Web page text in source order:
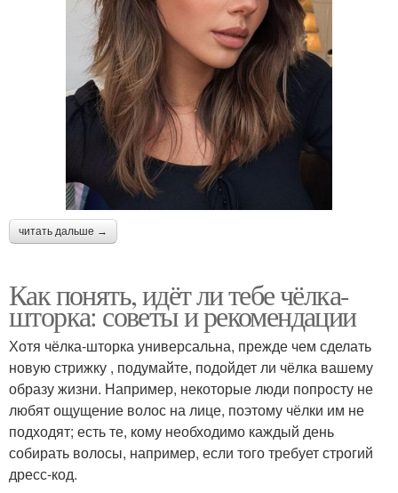
читать дальше →
Как понять, идёт ли тебе чёлка-
шторка: советы и рекомендации
Хотя чёлка-шторка универсальна, прежде чем сделать
новую стрижку , подумайте, подойдет ли чёлка вашему
образу жизни. Например, некоторые люди попросту не
любят ощущение волос на лице, поэтому чёлки им не
подходят; есть те, кому необходимо каждый день
собирать волосы, например, если того требует строгий
дресс-код.